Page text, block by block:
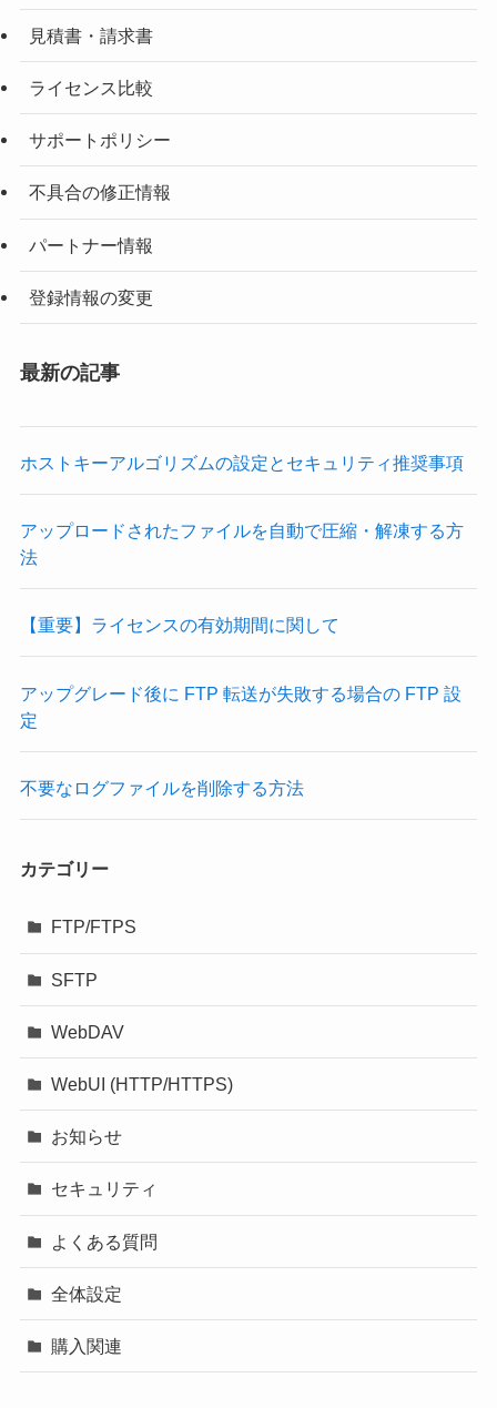
見積書・請求書
ライセンス比較
サポートポリシー
不具合の修正情報
パートナー情報
登録情報の変更
最新の記事
ホストキーアルゴリズムの設定とセキュリティ推奨事項
アップロードされたファイルを自動で圧縮・解凍する方
法
【重要】ライセンスの有効期間に関して
アップグレード後に FTP 転送が失敗する場合の FTP 設
定
不要なログファイルを削除する方法
カテゴリー
FTP/FTPS
SFTP
WebDAV
WebUI (HTTP/HTTPS)
お知らせ
セキュリティ
よくある質問
全体設定
購入関連